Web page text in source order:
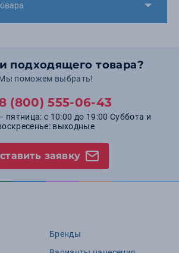
подходящего товара?
поможем выбрать!
(800) 555-06-43
пятница: с 10:00 до 19:00 Суббота и
выходные
заявку
Бренды